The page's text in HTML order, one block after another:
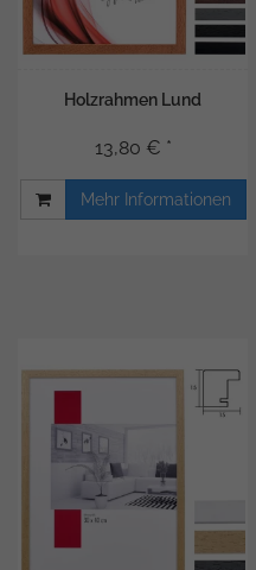
Holzrahmen Lund
13,80 € *
Mehr Informationen